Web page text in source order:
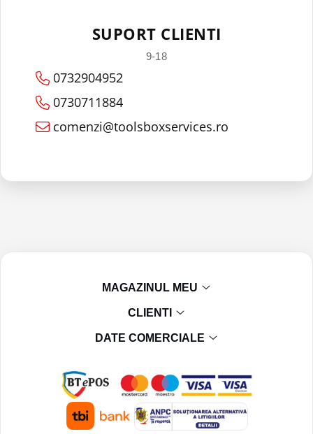
SUPORT CLIENTI
9-18
0732904952
0730711884
comenzi@toolsboxservices.ro
MAGAZINUL MEU
CLIENTI
DATE COMERCIALE